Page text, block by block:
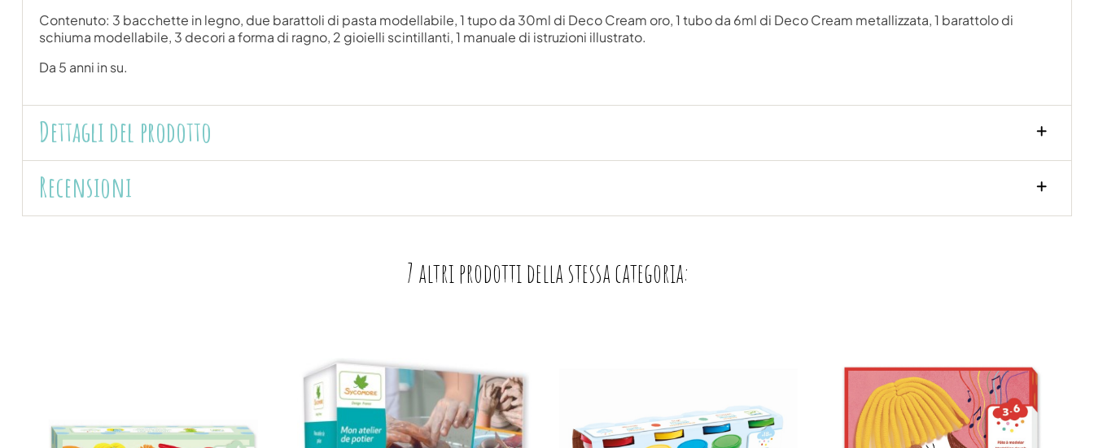
Contenuto: 3 bacchette in legno, due barattoli di pasta modellabile, 1 tupo da 30ml di Deco Cream oro, 1 tubo da 6ml di Deco Cream metallizzata, 1 barattolo di
schiuma modellabile, 3 decori a forma di ragno, 2 gioielli scintillanti, 1 manuale di istruzioni illustrato.
Da 5 anni in su.
Dettagli del prodotto
Recensioni
7 altri prodotti della stessa categoria: